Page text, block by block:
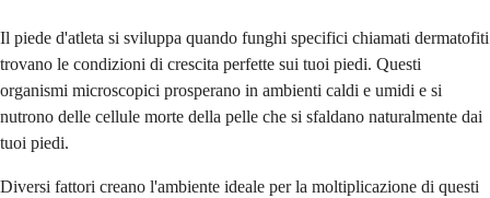
Il piede d'atleta si sviluppa quando funghi specifici chiamati dermatofiti
trovano le condizioni di crescita perfette sui tuoi piedi. Questi
organismi microscopici prosperano in ambienti caldi e umidi e si
nutrono delle cellule morte della pelle che si sfaldano naturalmente dai
tuoi piedi.
Diversi fattori creano l'ambiente ideale per la moltiplicazione di questi